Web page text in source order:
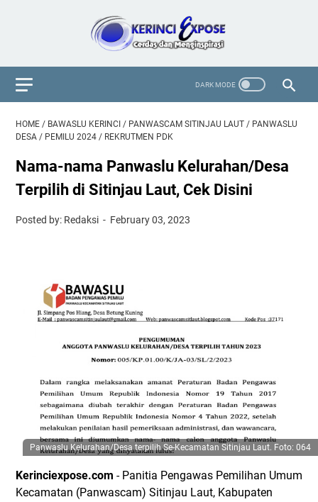
HOME / BAWASLU KERINCI / PANWASCAM SITINJAU LAUT / PANWASLU
DESA / PEMILU 2024 / REKRUTMEN PDK
Nama-nama Panwaslu Kelurahan/Desa
Terpilih di Sitinjau Laut, Cek Disini
Posted by: Redaksi February 03, 2023
Panwaslu Kelurahan/Desa terpilih Se-Kecamatan Sitinjau Laut. Foto: 064
Kerinciexpose.com - Panitia Pengawas Pemilihan Umum
Kecamatan (Panwascam) Sitinjau Laut, Kabupaten